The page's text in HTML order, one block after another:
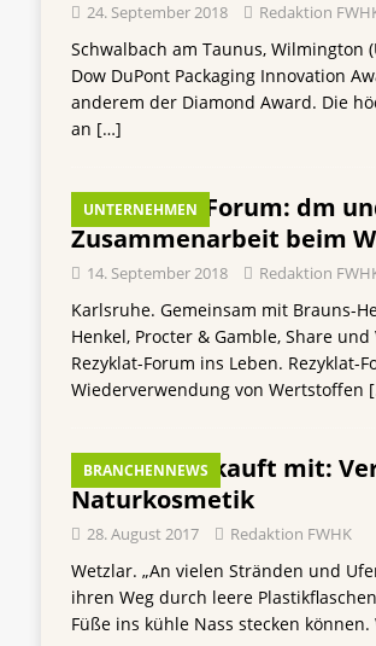
24. September 2018 Redaktion
Schwalbach am Taunus, Wilmington
Dow DuPont Packaging Innovation
anderem der Diamond Award. Die
an […]
UNTERNEHMEN
Rezyklat-Forum: dm
Zusammenarbeit beim
14. September 2018 Redaktion
Karlsruhe. Gemeinsam mit Brauns-
Henkel, Procter & Gamble, Share
Rezyklat-Forum ins Leben.
Wiederverwendung von Wertstoffen
BRANCHENNEWS
Das Auge kauft mit:
Naturkosmetik
28. August 2017 Redaktion FWHK
Wetzlar. „An vielen Stränden und
ihren Weg durch leere
Füße ins kühle Nass stecken